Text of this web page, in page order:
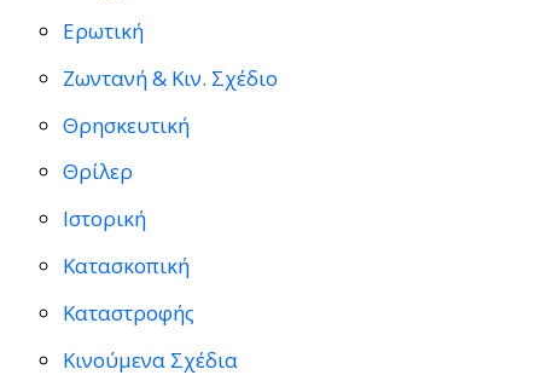
Ερωτική
Ζωντανή & Κιν. Σχέδιο
Θρησκευτική
Θρίλερ
Ιστορική
Κατασκοπική
Καταστροφής
Κινούμενα Σχέδια